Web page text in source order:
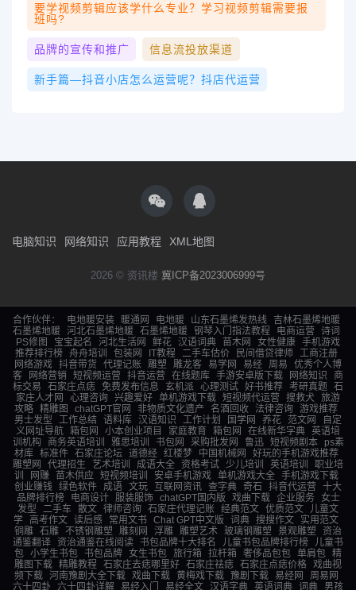
要学视频剪辑应该学什么专业？学习视频剪辑需要报
班吗?
品牌的宣传和推广 信息流投放渠道
新手篇—抖音小店怎么运营呢？抖店代运营
电脑知识 网络知识 应用教程 XML地图
2026 © 资讯楼 冀ICP备2023006999号
合作伙伴： 电地暖安装 暖通网 电地暖 山东石墨烯发热线
吉林石墨烯地暖
石墨烯地暖
河北石墨烯地暖 石墨烯地暖 钢琴入门指法教程 电商运营
诗词
PS修图
宝宝起名 河北生活网 鲜花 汉语词典 苗木网 女性健康 手机游戏
推荐排行榜
舟舟培训 包装网 IT教程 二手车估价 民间借贷律师
工商注册
网络游戏 抖音带货 代理记账 雕塑 雕龙客 易学网 易经 周易
优秀个人博
客
网络营销 短视频运营 抖音运营 在线题库 手游安卓版下载 网络知识
商
标交易
石家庄点痣 免费发布信息 玄机派 心理测试 好书推荐 考研真题 石
家庄人才网
心理咨询 兴趣爱好 单机游戏下载 短视频代运营 搜救犬 旅游
攻略 精雕图 chatGPT官网 非物质文化遗产 名酒回收 法律咨询 游戏推荐
男士发型
工作总结 语料库 汉语知识 工作计划 国学网 养花 范文网
自定
义网址导航 箱包网 小本创业项目 家庭教育 箱包网 在线新华字典 英语培
训机构
商务英语培训 雅思培训 书包网 采购批发网 鲁迅 短视频剧本
ps素
材库
标准件 石家庄论坛 道德经 红楼梦 中国机械网
好玩的手机游戏推荐
雕塑网
代理招生 艺术培训 成语大全 资格考试 少儿培训 英语培训
职业培
训
网赚 苗木供应 短视频培训 安卓手机游戏 单机游戏大全
手机游戏下载
创业赚钱
绿色软件 成语 文玩 互联网资讯 查字典 奇石 抖音代运营 十大
品牌排行榜
电商设计 服装服饰 chatGPT国内版 戏曲下载 企业服务
女士
发型
二手车 散文 律师咨询 石家庄代理记账 经典范文 优质范文
儿童文
学 高考作文 读后感 常用文书 Chat GPT中文版 词典 搜搜作文
实用范文
铜雕 石雕 不锈钢雕塑 雕刻网 浮雕 雕塑艺术 玻璃钢雕塑 景观雕塑
资治
通鉴翻译
资治通鉴在线阅读 书包品牌十大排名 儿童书包品牌排行榜
儿童书
包 小学生书包 书包品牌 女生书包 旅行箱 拉杆箱 奢侈品包包 单肩包 精
雕图下载 精雕教程 石家庄去痣哪里好 石家庄祛痣 石家庄点痣价格 戏曲视
频下载
河南豫剧大全下载 戏曲下载 黄梅戏下载 豫剧下载 易经网
周易网
六十四卦
六十四卦详解 易经入门 易经全文 汉语字典 英语词典 词典 男孩